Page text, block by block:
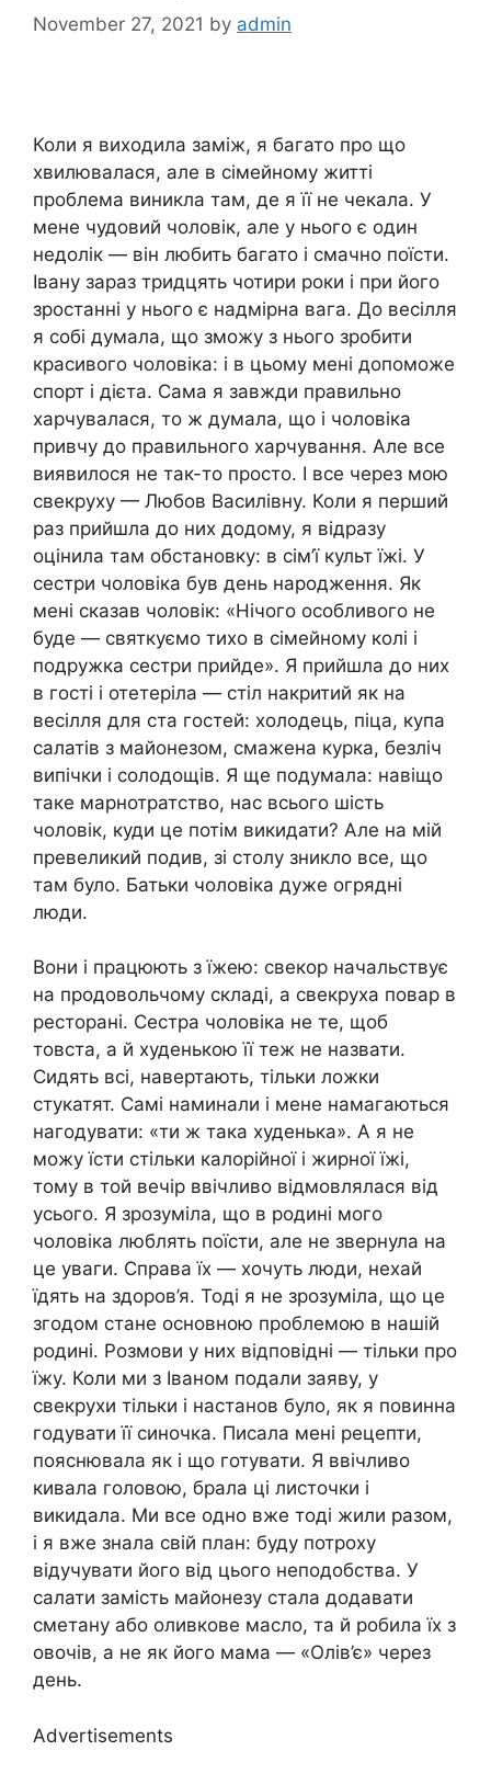
November 27, 2021 by admin
Коли я виходила заміж, я багато про що
хвилювалася, але в сімейному житті
проблема виникла там, де я її не чекала. У
мене чудовий чоловік, але у нього є один
недолік — він любить багато і смачно поїсти.
Івану зараз тридцять чотири роки і при його
зростанні у нього є надмірна вага. До весілля
я собі думала, що зможу з нього зробити
красивого чоловіка: і в цьому мені допоможе
спорт і дієта. Сама я завжди правильно
харчувалася, то ж думала, що і чоловіка
привчу до правильного харчування. Але все
виявилося не так-то просто. І все через мою
свекруху — Любов Василівну. Коли я перший
раз прийшла до них додому, я відразу
оцінила там обстановку: в сім’ї культ їжі. У
сестри чоловіка був день народження. Як
мені сказав чоловік: «Нічого особливого не
буде — святкуємо тихо в сімейному колі і
подружка сестри прийде». Я прийшла до них
в гості і отетеріла — стіл накритий як на
весілля для ста гостей: холодець, піца, купа
салатів з майонезом, смажена курка, безліч
випічки і солодощів. Я ще подумала: навіщо
таке марнотратство, нас всього шість
чоловік, куди це потім викидати? Але на мій
превеликий подив, зі столу зникло все, що
там було. Батьки чоловіка дуже огрядні
люди.
Вони і працюють з їжею: свекор начальствує
на продовольчому складі, а свекруха повар в
ресторані. Сестра чоловіка не те, щоб
товста, а й худенькою її теж не назвати.
Сидять всі, навертають, тільки ложки
стукатят. Самі наминали і мене намагаються
нагодувати: «ти ж така худенька». А я не
можу їсти стільки калорійної і жирної їжі,
тому в той вечір ввічливо відмовлялася від
усього. Я зрозуміла, що в родині мого
чоловіка люблять поїсти, але не звернула на
це уваги. Справа їх — хочуть люди, нехай
їдять на здоров’я. Тоді я не зрозуміла, що це
згодом стане основною проблемою в нашій
родині. Розмови у них відповідні — тільки про
їжу. Коли ми з Іваном подали заяву, у
свекрухи тільки і настанов було, як я повинна
годувати її синочка. Писала мені рецепти,
пояснювала як і що готувати. Я ввічливо
кивала головою, брала ці листочки і
викидала. Ми все одно вже тоді жили разом,
і я вже знала свій план: буду потроху
відучувати його від цього неподобства. У
салати замість майонезу стала додавати
сметану або оливкове масло, та й робила їх з
овочів, а не як його мама — «Олів’є» через
день.
Advertisements